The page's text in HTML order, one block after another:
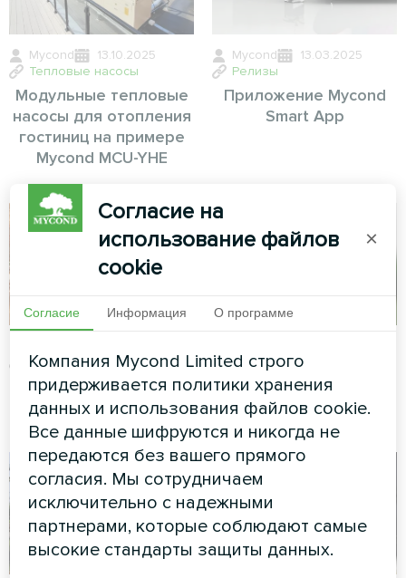
Mycond
13.10.2025
Тепловые насосы
Модульные тепловые
насосы для отопления
гостиниц на примере
Mycond MCU-YHE
Mycond
13.03.2025
Релизы
Приложение Mycond
Smart App
Кондиционирование
Схемы подключения к
фанкойлам (220 В)
Тепловые насосы
Что такое тепловой
насос?
Согласие на
использование файлов
cookie
×
Согласие Информация О программе
Компания Mycond Limited строго
придерживается политики хранения
данных и использования файлов cookie.
Все данные шифруются и никогда не
передаются без вашего прямого
согласия. Мы сотрудничаем
исключительно с надежными
партнерами, которые соблюдают самые
высокие стандарты защиты данных.